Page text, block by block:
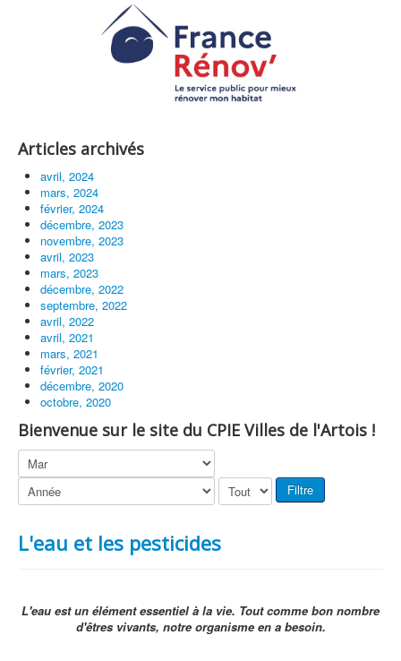
Articles archivés
avril, 2024
mars, 2024
février, 2024
décembre, 2023
novembre, 2023
avril, 2023
mars, 2023
décembre, 2022
septembre, 2022
avril, 2022
avril, 2021
mars, 2021
février, 2021
décembre, 2020
octobre, 2020
Bienvenue sur le site du CPIE Villes de l'Artois !
Filtre
L'eau et les pesticides
L'eau est un élément essentiel à la vie. Tout comme bon nombre
d'êtres vivants, notre organisme en a besoin.